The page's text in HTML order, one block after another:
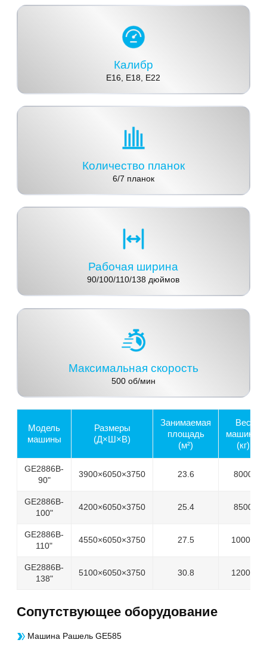
Калибр
E16, E18, E22
Количество планок
6/7 планок
Рабочая ширина
90/100/110/138 дюймов
Максимальная скорость
500 об/мин
Модель
машины
Размеры
(Д×Ш×В)
Занимаемая
площадь
(м²)
Вес
машины
(кг)
GE2886B-
90"
3900×6050×3750 23.6 8000
GE2886B-
100"
4200×6050×3750 25.4 8500
GE2886B-
110"
4550×6050×3750 27.5 10000
GE2886B-
138"
5100×6050×3750 30.8 12000
Cопутствующее оборудование
Машина Рашель GE585